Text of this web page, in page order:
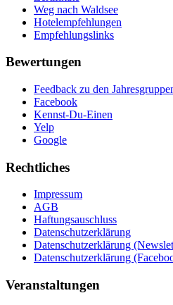
Weg nach Waldsee
Hotelempfehlungen
Empfehlungslinks
Bewertungen
Feedback zu den
Facebook
Kennst-Du-Einen
Yelp
Google
Rechtliches
Impressum
AGB
Haftungsauschluss
Datenschutzerklärung
Datenschutzerklärung
Datenschutzerklärung
Veranstaltungen